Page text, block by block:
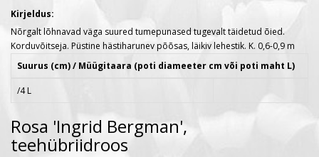
Kirjeldus:
Nõrgalt lõhnavad väga suured tumepunased tugevalt täidetud õied.
Korduvõitseja. Püstine hästiharunev põõsas, läikiv lehestik. K. 0,6-0,9 m
Suurus (cm) / Müügitaara (poti diameeter cm või poti maht L)
/4 L
Rosa 'Ingrid Bergman',
teehübriidroos